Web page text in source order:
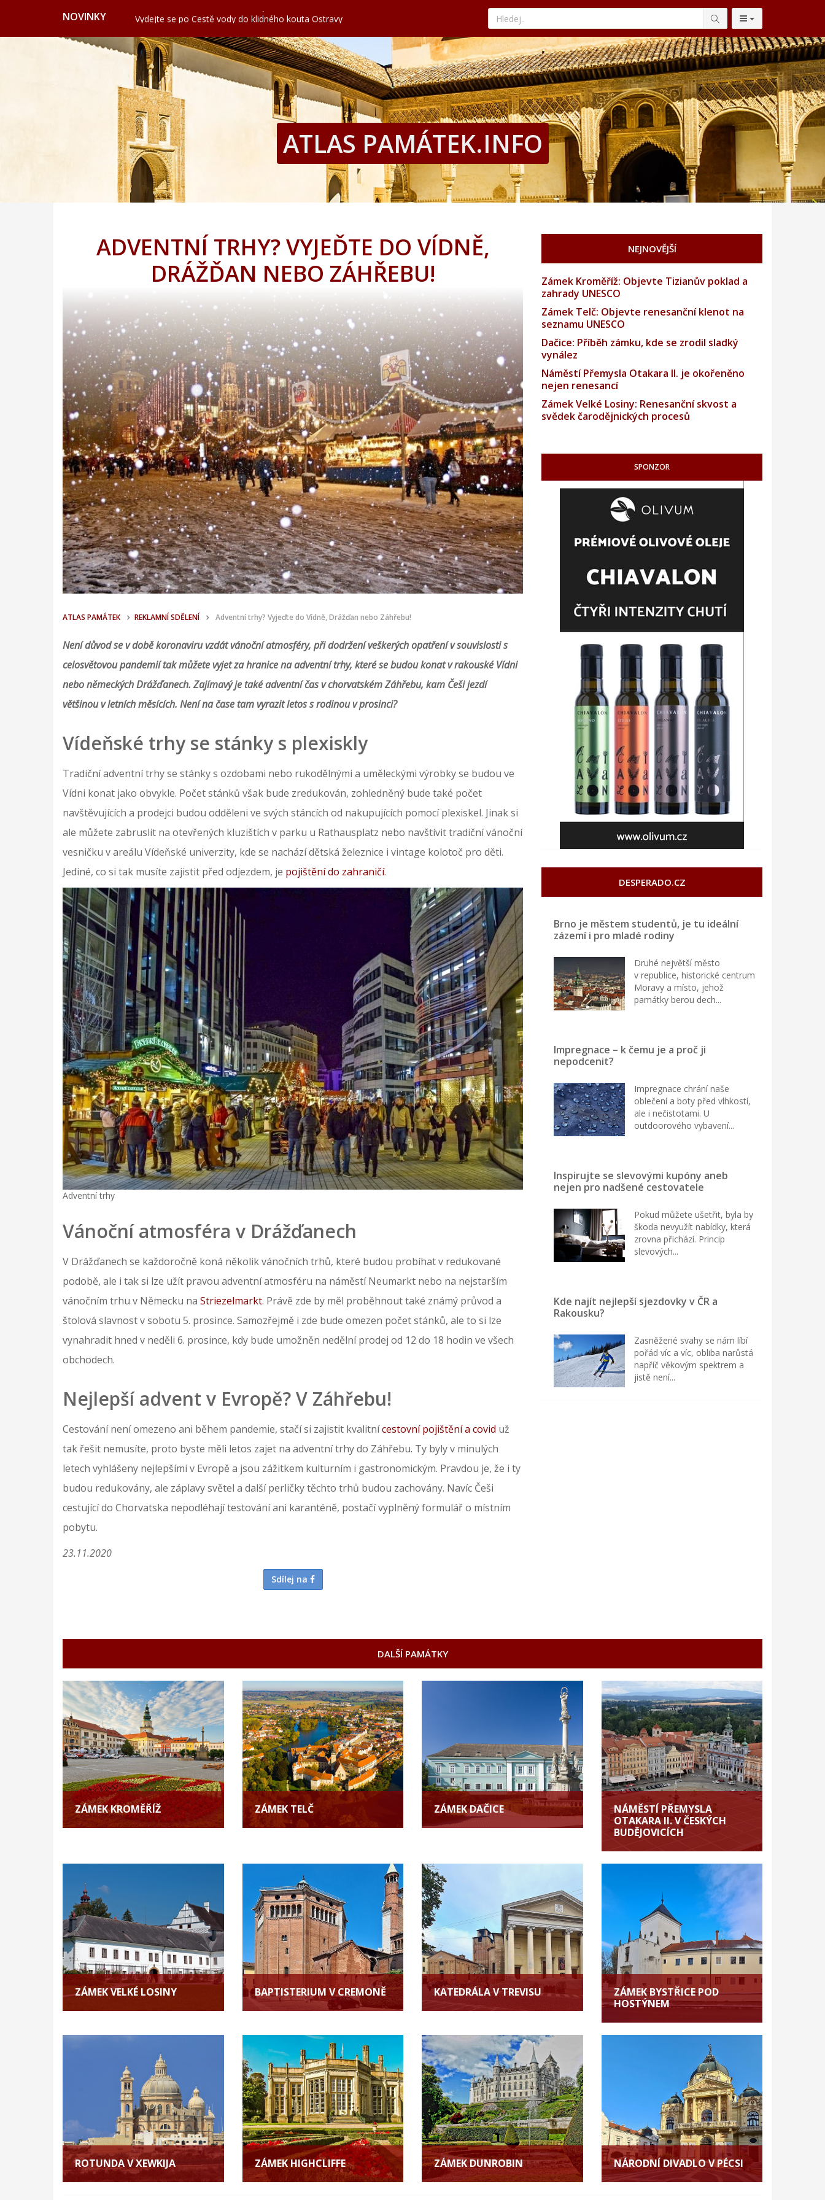
NOVINKY
Vydejte se po Cestě vody do klidného kouta Ostravy
Cervione: Skrytý balkon Korsiky nad tyrkysovým mořem
Ekonomické cestování: Kdy a kde hledat ty nejvýhodnější nabídky
Svatojánská věž ve Frýdku nabízí výhled, historii i současné umění
Nashville: Hudební srdce Ameriky
Vydejte se po Cestě vody do klidného kouta Ostravy
Valencie: Město, kde futurismus potkává tradici a nejlepší paellu
Cervione: Skrytý balkon Korsiky nad tyrkysovým mořem
Ekonomické cestování: Kdy a kde hledat ty nejvýhodnější nabídkyATLAS PAMÁTEK.INFO
ADVENTNÍ TRHY? VYJEĎTE DO VÍDNĚ,
DRÁŽĎAN NEBO ZÁHŘEBU!
ATLAS PAMÁTEK REKLAMNÍ SDĚLENÍ Adventní trhy? Vyjeďte do Vídně, Drážďan nebo Záhřebu!
Není důvod se v době koronaviru vzdát vánoční atmosféry, při dodržení veškerých opatření v souvislosti s
celosvětovou pandemií tak můžete vyjet za hranice na adventní trhy, které se budou konat v rakouské Vídni
nebo německých Drážďanech. Zajímavý je také adventní čas v chorvatském Záhřebu, kam Češi jezdí
většinou v letních měsících. Není na čase tam vyrazit letos s rodinou v prosinci?
Vídeňské trhy se stánky s plexiskly
Tradiční adventní trhy se stánky s ozdobami nebo rukodělnými a uměleckými výrobky se budou ve
Vídni konat jako obvykle. Počet stánků však bude zredukován, zohledněný bude také počet
navštěvujících a prodejci budou odděleni ve svých stáncích od nakupujících pomocí plexiskel. Jinak si
ale můžete zabruslit na otevřených kluzištích v parku u Rathausplatz nebo navštívit tradiční vánoční
vesničku v areálu Vídeňské univerzity, kde se nachází dětská železnice i vintage kolotoč pro děti.
Jediné, co si tak musíte zajistit před odjezdem, je pojištění do zahraničí.
Adventní trhy
Vánoční atmosféra v Drážďanech
V Drážďanech se každoročně koná několik vánočních trhů, které budou probíhat v redukované
podobě, ale i tak si lze užít pravou adventní atmosféru na náměstí Neumarkt nebo na nejstarším
vánočním trhu v Německu na Striezelmarkt. Právě zde by měl proběhnout také známý průvod a
štolová slavnost v sobotu 5. prosince. Samozřejmě i zde bude omezen počet stánků, ale to si lze
vynahradit hned v neděli 6. prosince, kdy bude umožněn nedělní prodej od 12 do 18 hodin ve všech
obchodech.
Nejlepší advent v Evropě? V Záhřebu!
Cestování není omezeno ani během pandemie, stačí si zajistit kvalitnícestovní pojištění a covid už
tak řešit nemusíte, proto byste měli letos zajet na adventní trhy do Záhřebu. Ty byly v minulých
letech vyhlášeny nejlepšími v Evropě a jsou zážitkem kulturním i gastronomickým. Pravdou je, že i ty
budou redukovány, ale záplavy světel a další perličky těchto trhů budou zachovány. Navíc Češi
cestující do Chorvatska nepodléhají testování ani karanténě, postačí vyplněný formulář o místním
pobytu.
23.11.2020
Sdílej na
NEJNOVĚJŠÍ
Zámek Kroměříž: Objevte Tizianův poklad a
zahrady UNESCO
Zámek Telč: Objevte renesanční klenot na
seznamu UNESCO
Dačice: Příběh zámku, kde se zrodil sladký
vynález
Náměstí Přemysla Otakara II. je okořeněno
nejen renesancí
Zámek Velké Losiny: Renesanční skvost a
svědek čarodějnických procesů
SPONZOR
DESPERADO.CZ
Brno je městem studentů, je tu ideální
zázemí i pro mladé rodiny
Druhé největší město
v republice, historické centrum
Moravy a místo, jehož
památky berou dech...
Impregnace – k čemu je a proč ji
nepodcenit?
Impregnace chrání naše
oblečení a boty před vlhkostí,
ale i nečistotami. U
outdoorového vybavení...
Inspirujte se slevovými kupóny aneb
nejen pro nadšené cestovatele
Pokud můžete ušetřit, byla by
škoda nevyužít nabídky, která
zrovna přichází. Princip
slevových...
Kde najít nejlepší sjezdovky v ČR a
Rakousku?
Zasněžené svahy se nám líbí
pořád víc a víc, obliba narůstá
napříč věkovým spektrem a
jistě není...
DALŠÍ PAMÁTKY
ZÁMEK KROMĚŘÍŽ ZÁMEK TELČ ZÁMEK DAČICE
NÁMĚSTÍ PŘEMYSLA
OTAKARA II. V ČESKÝCH
BUDĚJOVICÍCH
ZÁMEK VELKÉ LOSINY BAPTISTERIUM V CREMONĚ KATEDRÁLA V TREVISU
ZÁMEK BYSTŘICE POD
HOSTÝNEM
ROTUNDA V XEWKIJA ZÁMEK HIGHCLIFFE ZÁMEK DUNROBIN NÁRODNÍ DIVADLO V PÉCSI